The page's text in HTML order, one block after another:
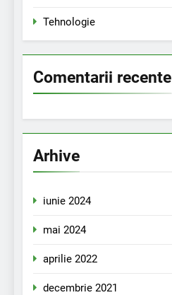
Tehnologie
Comentarii recente
Arhive
iunie 2024
mai 2024
aprilie 2022
decembrie 2021